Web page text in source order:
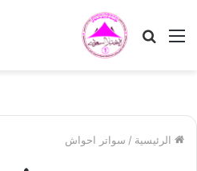
القائمة بحث
الرئيسية / سواتر احواش